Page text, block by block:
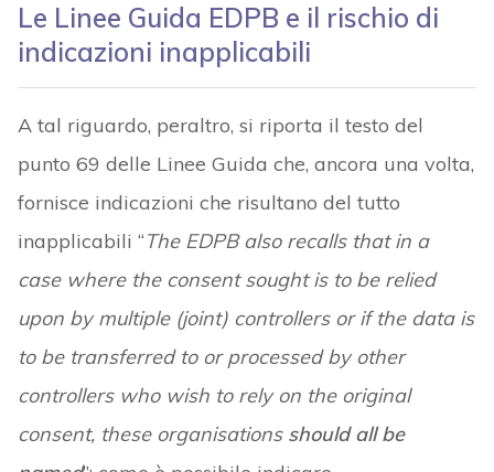
Le Linee Guida EDPB e il rischio di
indicazioni inapplicabili
A tal riguardo, peraltro, si riporta il testo del
punto 69 delle Linee Guida che, ancora una volta,
fornisce indicazioni che risultano del tutto
inapplicabili “The EDPB also recalls that in a
case where the consent sought is to be relied
upon by multiple (joint) controllers or if the data is
to be transferred to or processed by other
controllers who wish to rely on the original
consent, these organisations should all be